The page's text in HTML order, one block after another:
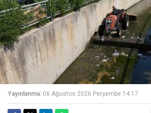
Yayınlanma: 06 Ağustos 2026 Perşembe 14:17